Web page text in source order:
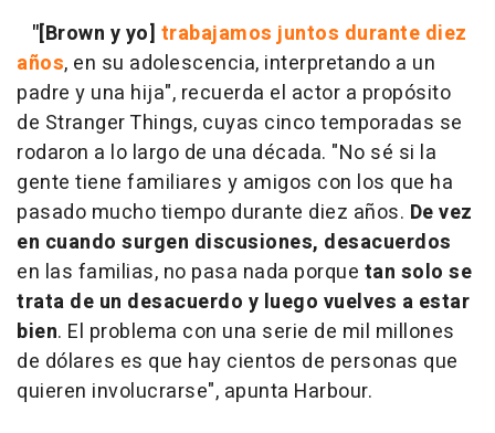
"[Brown y yo] trabajamos juntos durante diez
años, en su adolescencia, interpretando a un
padre y una hija", recuerda el actor a propósito
de Stranger Things, cuyas cinco temporadas se
rodaron a lo largo de una década. "No sé si la
gente tiene familiares y amigos con los que ha
pasado mucho tiempo durante diez años. De vez
en cuando surgen discusiones, desacuerdos
en las familias, no pasa nada porque tan solo se
trata de un desacuerdo y luego vuelves a estar
bien. El problema con una serie de mil millones
de dólares es que hay cientos de personas que
quieren involucrarse", apunta Harbour.